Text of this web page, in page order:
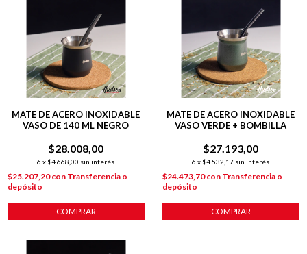
MATE DE ACERO INOXIDABLE
VASO DE 140 ML NEGRO
$28.008,00
6 x $4.668,00 sin interés
$25.207,20con Transferencia o
depósito
COMPRAR
MATE DE ACERO INOXIDABLE
VASO VERDE + BOMBILLA
$27.193,00
6 x $4.532,17 sin interés
$24.473,70con Transferencia o
depósito